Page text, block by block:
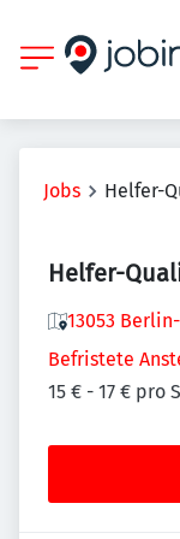
Jobs Helfer-
Helfer-
13053
Befristete
15 € - 17 € pro